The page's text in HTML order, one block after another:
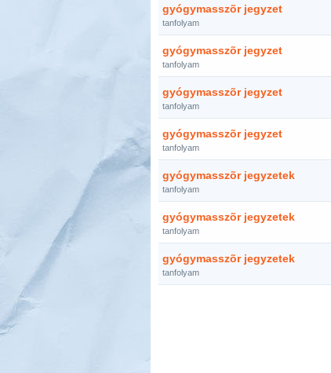
gyógymasszõr jegyzet
tanfolyam
gyógymasszõr jegyzet
tanfolyam
gyógymasszõr jegyzet
tanfolyam
gyógymasszõr jegyzet
tanfolyam
gyógymasszõr jegyzetek
tanfolyam
gyógymasszõr jegyzetek
tanfolyam
gyógymasszõr jegyzetek
tanfolyam